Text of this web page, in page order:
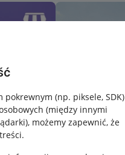
pokrewnym (np. piksele, SDK)
(między innymi
, możemy zapewnić, że